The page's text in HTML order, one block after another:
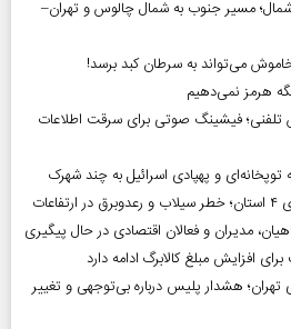
مسیر جنوب به شمال چالوس و تهران–
می‌تواند به سرطان کبد برسد!
هرمز نمی‌دهیم
فیشینگ صوتی برای سرقت اطلاعات
و پهپادی اسرائیل به چند شهرک
مدیران و فعالان اقتصادی در حال پیگیری
افزایش مبلغ کالابرگ ادامه دارد
تهران؛ هشدار پلیس درباره بی‌توجهی و تغییر